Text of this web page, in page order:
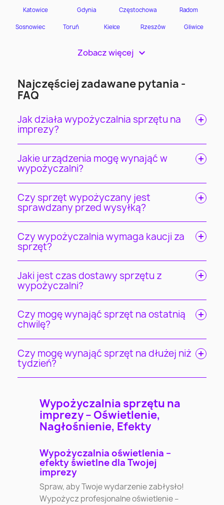
Zobacz więcej >
Najczęściej zadawane pytania -
FAQ
Jak działa wypożyczalnia sprzętu na
imprezy?
Jakie urządzenia mogę wynająć w
wypożyczalni?
Czy sprzęt wypożyczany jest
sprawdzany przed wysyłką?
Czy wypożyczalnia wymaga kaucji za
sprzęt?
Jaki jest czas dostawy sprzętu z
wypożyczalni?
Czy mogę wynająć sprzęt na ostatnią
chwilę?
Czy mogę wynająć sprzęt na dłużej niż
tydzień?
Wypożyczalnia sprzętu na
imprezy – Oświetlenie,
Nagłośnienie, Efekty
Wypożyczalnia oświetlenia –
efekty świetlne dla Twojej
imprezy
Spraw, aby Twoje wydarzenie zabłysło!
Wypożycz profesjonalne oświetlenie –